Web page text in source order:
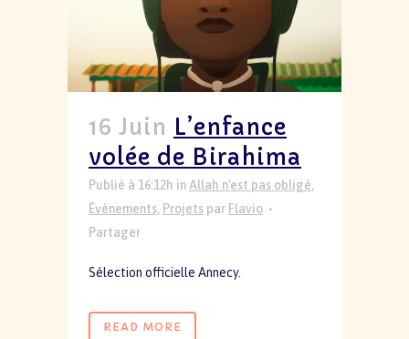
16 Juin L’enfance
volée de Birahima
Publié à 16:12h in Allah n'est pas obligé,
Événements, Projets par Flavio
Partager
Sélection officielle Annecy.
READ MORE